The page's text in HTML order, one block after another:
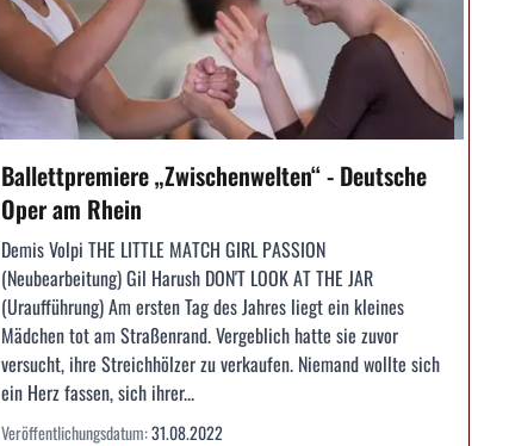
Ballettpremiere „Zwischenwelten“ - Deutsche
Oper am Rhein
Demis Volpi THE LITTLE MATCH GIRL PASSION
(Neubearbeitung) Gil Harush DON'T LOOK AT THE JAR
(Uraufführung) Am ersten Tag des Jahres liegt ein kleines
Mädchen tot am Straßenrand. Vergeblich hatte sie zuvor
versucht, ihre Streichhölzer zu verkaufen. Niemand wollte sich
ein Herz fassen, sich ihrer...
Veröffentlichungsdatum:31.08.2022